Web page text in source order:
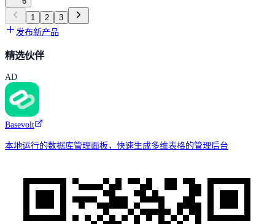
1
2
3
发布新产品
精选伙伴
AD
Basevolt
本地运行的数据库管理面板，快速生成多维表格的管理后台